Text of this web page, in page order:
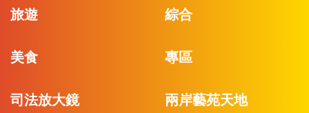
旅遊 綜合
美食 專區
司法放大鏡 兩岸藝苑天地